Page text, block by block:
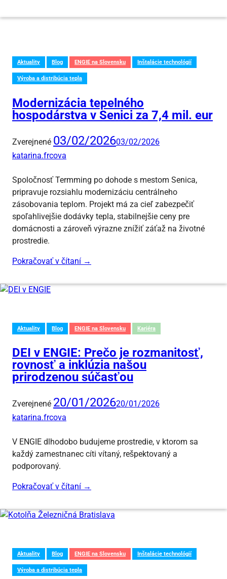
Aktuality Blog ENGIE na Slovensku Inštalácie technológií
Výroba a distribúcia tepla
Modernizácia tepelného
hospodárstva v Senici za 7,4 mil. eur
Zverejnené 03/02/202603/02/2026
katarina.frcova
Spoločnosť Termming po dohode s mestom Senica,
pripravuje rozsiahlu modernizáciu centrálneho
zásobovania teplom. Projekt má za cieľ zabezpečiť
spoľahlivejšie dodávky tepla, stabilnejšie ceny pre
domácnosti a zároveň výrazne znížiť záťaž na životné
prostredie.
Pokračovať v čítaní →
Aktuality Blog ENGIE na Slovensku Kariéra
DEI v ENGIE: Prečo je rozmanitosť,
rovnosť a inklúzia našou
prirodzenou súčasťou
Zverejnené 20/01/202620/01/2026
katarina.frcova
V ENGIE dlhodobo budujeme prostredie, v ktorom sa
každý zamestnanec cíti vítaný, rešpektovaný a
podporovaný.
Pokračovať v čítaní →
Aktuality Blog ENGIE na Slovensku Inštalácie technológií
Výroba a distribúcia tepla